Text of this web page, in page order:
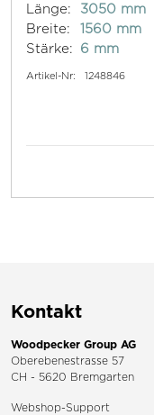
Länge:
3050 mm
Breite:
1560 mm
Stärke:
6 mm
Artikel-Nr: 1248846
Kontakt
Woodpecker Group AG
Oberebenestrasse 57
CH - 5620 Bremgarten
Webshop-Support